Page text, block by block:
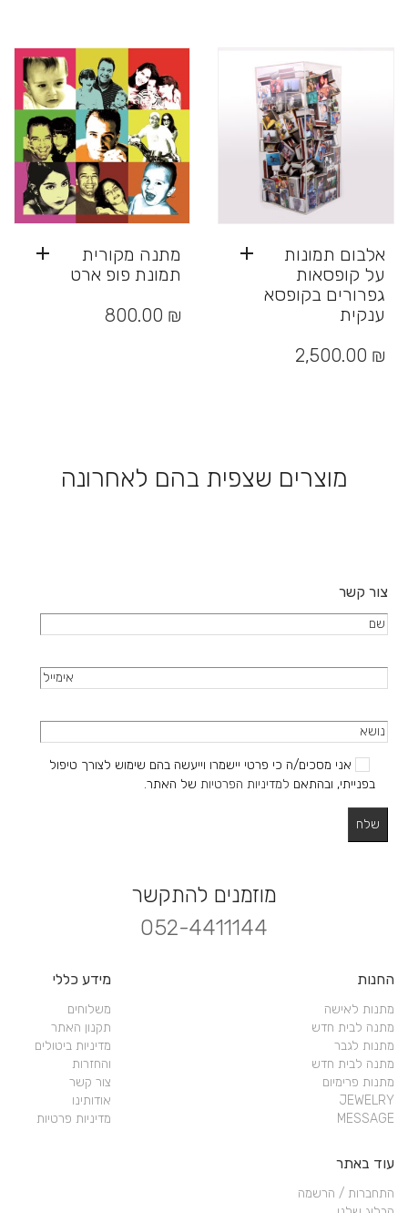
לבחור
את
האפשרויות
בעמוד
המוצר
מתנה מקורית
תמונת פופ ארט
800.00 ₪
אלבום תמונות
על קופסאות
גפרורים בקופסא
ענקית
2,500.00 ₪
מוצרים שצפית בהם לאחרונה
צור קשר
אני מסכים/ה כי פרטי יישמרו וייעשה בהם שימוש לצורך טיפול
בפנייתי, ובהתאם למדיניות הפרטיות של האתר.
מוזמנים להתקשר
052-4411144
החנות
מתנות לאישה
מתנה לבית חדש
מתנות לגבר
מתנה לבית חדש
מתנות פרימיום
JEWELRY
MESSAGE
מידע כללי
משלוחים
תקנון האתר
מדיניות ביטולים
והחזרות
צור קשר
אודותינו
מדיניות פרטיות
עוד באתר
התחברות / הרשמה